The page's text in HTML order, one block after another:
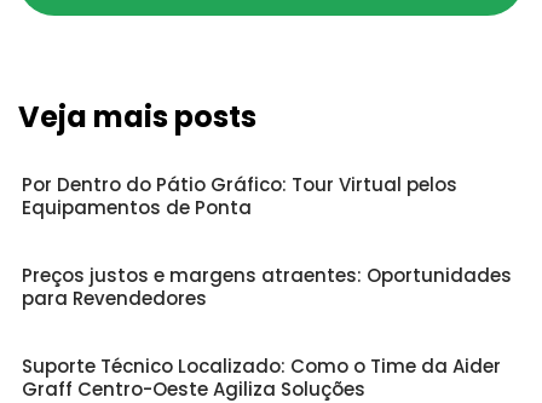
Veja mais posts
Por Dentro do Pátio Gráfico: Tour Virtual pelos
Equipamentos de Ponta
Preços justos e margens atraentes: Oportunidades
para Revendedores
Suporte Técnico Localizado: Como o Time da Aider
Graff Centro-Oeste Agiliza Soluções